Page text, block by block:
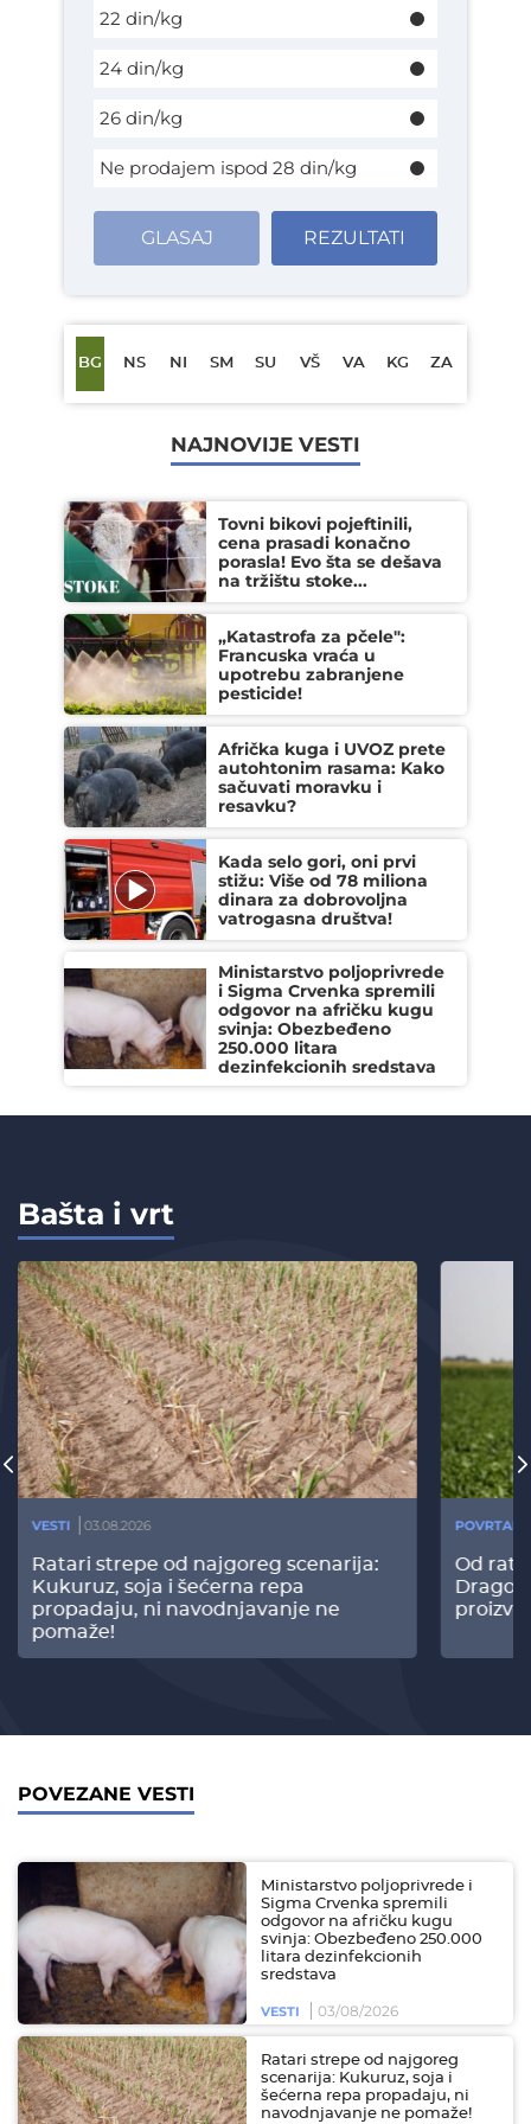
22 din/kg
24 din/kg
26 din/kg
Ne prodajem ispod 28 din/kg
GLASAJ REZULTATI
BG NS NI SM SU VŠ VA KG ZA
NAJNOVIJE VESTI
Tovni bikovi pojeftinili,
cena prasadi konačno
porasla! Evo šta se dešava
na tržištu stoke...
„Katastrofa za pčele":
Francuska vraća u
upotrebu zabranjene
pesticide!
Afrička kuga i UVOZ prete
autohtonim rasama: Kako
sačuvati moravku i
resavku?
Kada selo gori, oni prvi
stižu: Više od 78 miliona
dinara za dobrovoljna
vatrogasna društva!
Ministarstvo poljoprivrede
i Sigma Crvenka spremili
odgovor na afričku kugu
svinja: Obezbeđeno
250.000 litara
dezinfekcionih sredstava
Bašta i vrt
VESTI 03.08.2026
Ratari strepe od najgoreg scenarija:
Kukuruz, soja i šećerna repa
propadaju, ni navodnjavanje ne
pomaže!
Od
POVEZANE VESTI
Ministarstvo poljoprivrede i
Sigma Crvenka spremili
odgovor na afričku kugu
svinja: Obezbeđeno 250.000
litara dezinfekcionih
sredstava
VESTI 03/08/2026
Ratari strepe od najgoreg
scenarija: Kukuruz, soja i
šećerna repa propadaju, ni
navodnjavanje ne pomaže!